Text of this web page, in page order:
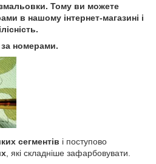
Тому ви можете
в нашому інтернет-магазині і
номерами.
сегментів і поступово
, які складніше зафарбовувати.